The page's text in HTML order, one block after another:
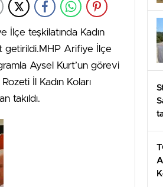
İlçe teşkilatında Kadın
getirildi.MHP Arifiye İlçe
Aysel Kurt’un görevi
İl Kadın Koları
takıldı.